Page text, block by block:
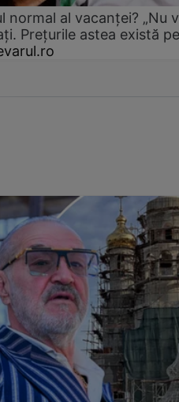
normal al vacanței? „Nu
Prețurile astea există